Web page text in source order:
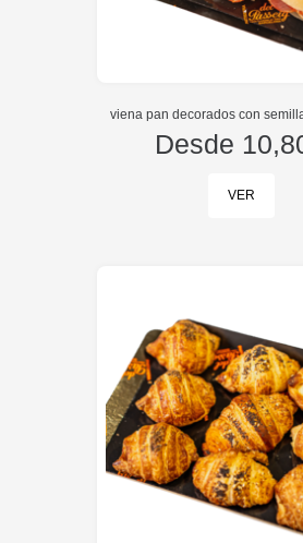
viena pan decorados con
Desde
VER